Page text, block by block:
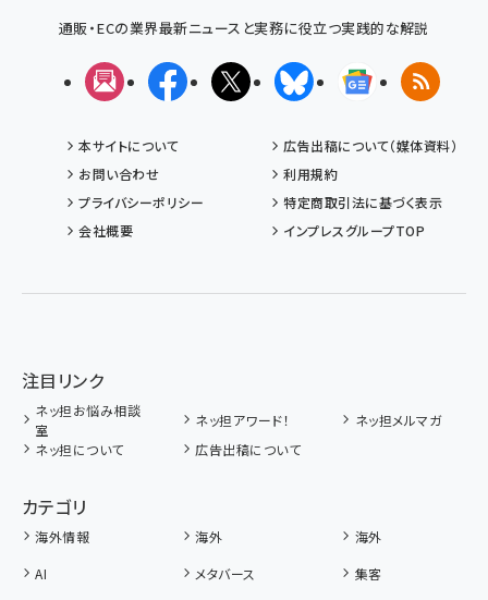
通販・ECの業界最新ニュースと実務に役立つ実践的な解説
メルマガFacebookX(エックス)BlueskyGoogleニュ
RSS
本サイトについて
広告出稿について（媒体資料）
お問い合わせ
利用規約
プライバシーポリシー
特定商取引法に基づく表示
会社概要
インプレスグループTOP
注目リンク
ネッ担お悩み相談
室
ネッ担アワード！
ネッ担メルマガ
ネッ担について
広告出稿について
カテゴリ
海外情報 海外
海外
AI
メタバース
集客